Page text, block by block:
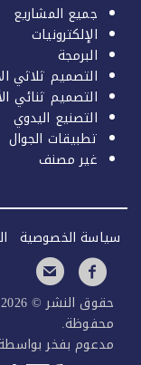
جميع المشاريع
الإلكترونيات
البرمجة
التصميم ثلاثي الأبعاد
التصميم ثنائي الأبعاد
التصنيع اليدوي
تطبيقات الجوال
غير مصنف
الخصوصية الشارات
حقوق
بفخر بواسطة